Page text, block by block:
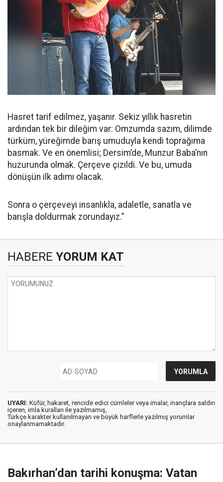
Hasret tarif edilmez, yaşanır. Sekiz yıllık hasretin
ardından tek bir dileğim var: Omzumda sazım, dilimde
türküm, yüreğimde barış umuduyla kendi toprağıma
basmak. Ve en önemlisi; Dersim’de, Munzur Baba’nın
huzurunda olmak. Çerçeve çizildi. Ve bu, umuda
dönüşün ilk adımı olacak.
Sonra o çerçeveyi insanlıkla, adaletle, sanatla ve
barışla doldurmak zorundayız.”
HABERE YORUM KAT
UYARI: Küfür, hakaret, rencide edici cümleler veya imalar, inançlara saldırı
içeren, imla kuralları ile yazılmamış,
Türkçe karakter kullanılmayan ve büyük harflerle yazılmış yorumlar
onaylanmamaktadır.
Bakırhan’dan tarihi konuşma: Vatan